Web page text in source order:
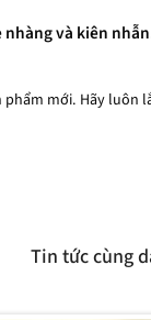
và kiên
mới. Hãy
Tin tức cùng